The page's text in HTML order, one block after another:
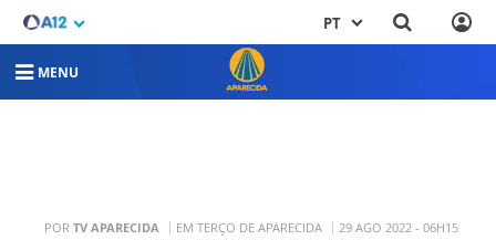
PT
MENU
POR TV APARECIDA EM TERÇO DE APARECIDA
29 AGO 2022 - 06H15